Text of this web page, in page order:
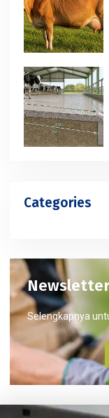
Categories
Selengkapnya